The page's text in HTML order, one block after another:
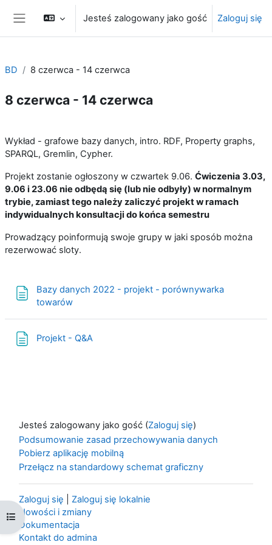
Przejdź do głównej zawartości
Panel boczny
Jesteś zalogowany jako gość Zaloguj się
Otwórz indeks kursu
BD 8 czerwca - 14 czerwca
8 czerwca - 14 czerwca
Wykład - grafowe bazy danych, intro. RDF, Property graphs,
SPARQL, Gremlin, Cypher.
Projekt zostanie ogłoszony w czwartek 9.06. Ćwiczenia 3.03,
9.06 i 23.06 nie odbędą się (lub nie odbyły) w normalnym
trybie, zamiast tego należy zaliczyć projekt w ramach
indywidualnych konsultacji do końca semestru
Prowadzący poinformują swoje grupy w jaki sposób można
rezerwować sloty.
Bazy danych 2022 - projekt - porównywarka
towarówStrona
Projekt - Q&A
Jesteś zalogowany jako gość (Zaloguj się)
Podsumowanie zasad przechowywania danych
Pobierz aplikację mobilną
Przełącz na standardowy schemat graficzny
Zaloguj się
Zaloguj się lokalnie
Nowości i zmiany
Dokumentacja
Kontakt do admina